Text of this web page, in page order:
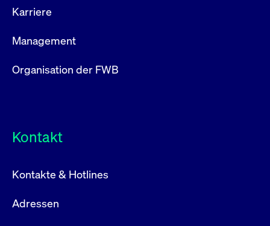
Karriere
Management
Organisation der FWB
Kontakt
Kontakte & Hotlines
Adressen